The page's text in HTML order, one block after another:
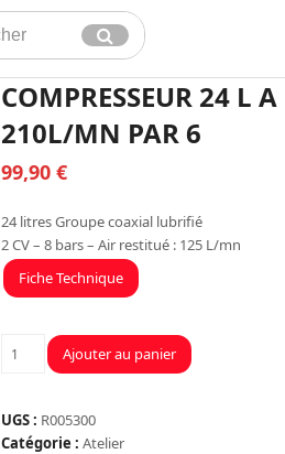
Envoyer
COMPRESSEUR 24 L
210L/MN PAR 6
99,90 €
24 litres Groupe coaxial lubrifié
2 CV – 8 bars – Air restitué : 125 L/mn
Fiche Technique
quantité
24
L
Ajouter au panier
UGS : R005300
Catégorie : Atelier